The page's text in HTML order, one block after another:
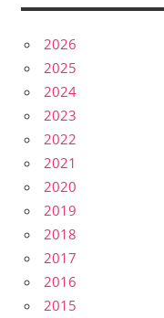
2026
2025
2024
2023
2022
2021
2020
2019
2018
2017
2016
2015